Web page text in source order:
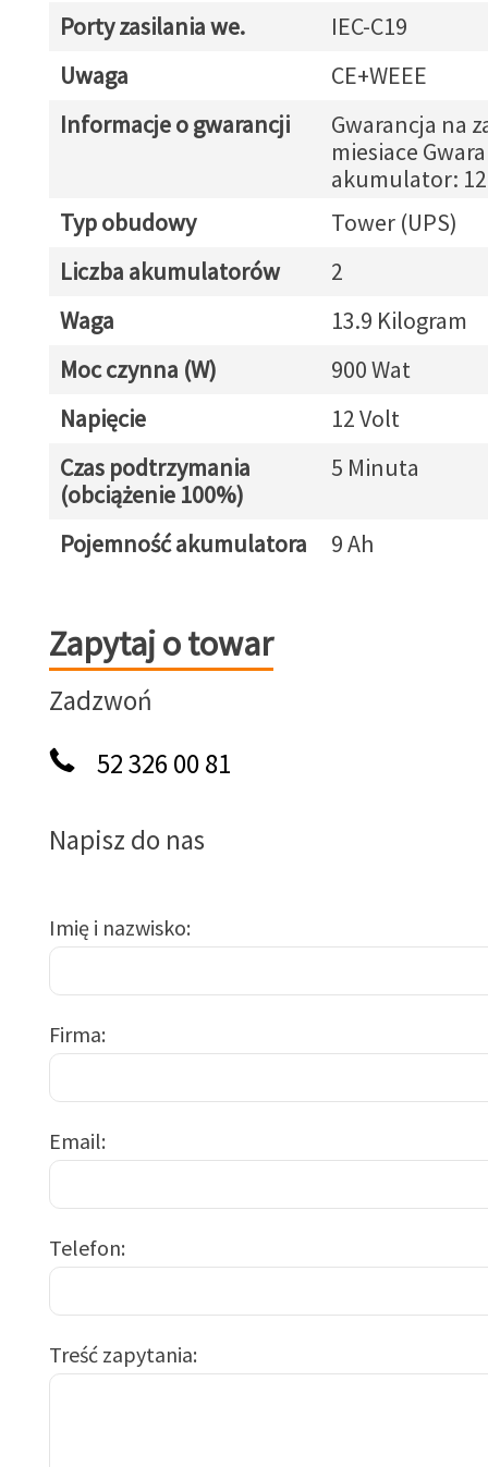
Porty zasilania we.
IEC-C19
Uwaga
CE+WEEE
Informacje o gwarancji
Gwarancja na
miesiace
akumulator:
Typ obudowy
Tower (UPS)
Liczba akumulatorów
2
Waga
13.9 Kilogram
Moc czynna (W)
900 Wat
Napięcie
12 Volt
Czas podtrzymania
(obciążenie 100%)
5 Minuta
Pojemność akumulatora 9 Ah
Zapytaj o towar
Zapytaj o towar
Zadzwoń
52 326 00 81
Napisz do nas
Imię i nazwisko
Firma
Email
Telefon
Treść zapytania